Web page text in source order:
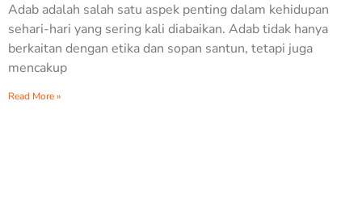
Adab adalah salah satu aspek penting dalam kehidupan
sehari-hari yang sering kali diabaikan. Adab tidak hanya
berkaitan dengan etika dan sopan santun, tetapi juga
mencakup
Read More »